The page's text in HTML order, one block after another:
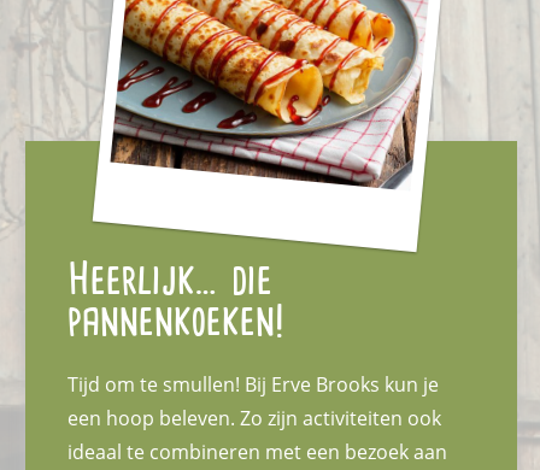
Heerlijk… die
pannenkoeken!
Tijd om te smullen! Bij Erve Brooks kun je
een hoop beleven. Zo zijn activiteiten ook
ideaal te combineren met een bezoek aan